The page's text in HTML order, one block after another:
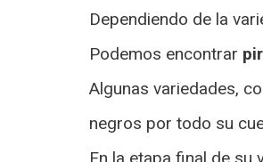
Dependiendo de la
Podemos encontrar
Algunas variedades,
negros por todo su